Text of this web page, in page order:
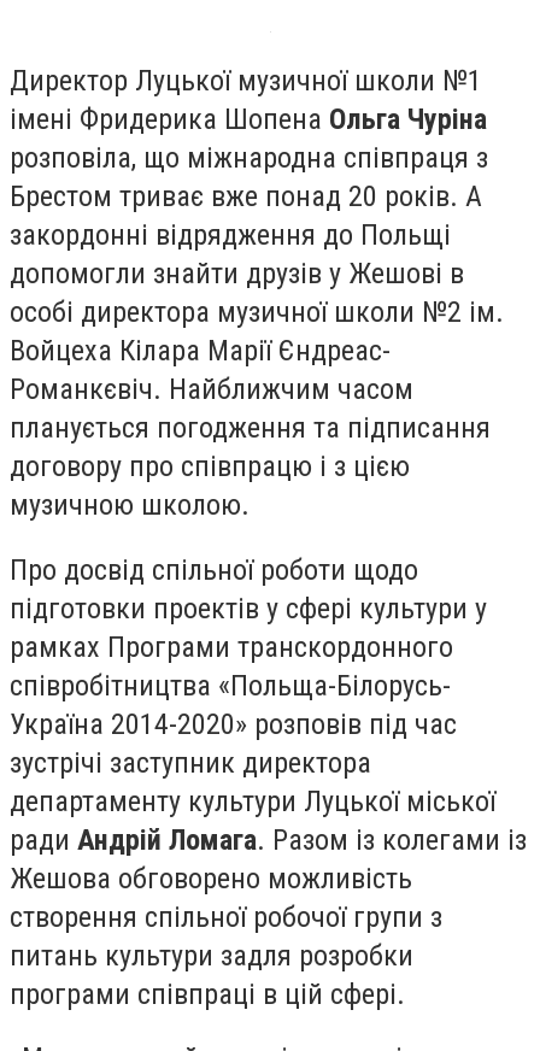
Директор Луцької музичної школи №1
імені Фридерика Шопена Ольга Чуріна
розповіла, що міжнародна співпраця з
Брестом триває вже понад 20 років. А
закордонні відрядження до Польщі
допомогли знайти друзів у Жешові в
особі директора музичної школи №2 ім.
Войцеха Кілара Марії Єндреас-
Романкєвіч. Найближчим часом
планується погодження та підписання
договору про співпрацю і з цією
музичною школою.
Про досвід спільної роботи щодо
підготовки проектів у сфері культури у
рамках Програми транскордонного
співробітництва «Польща-Білорусь-
Україна 2014-2020» розповів під час
зустрічі заступник директора
департаменту культури Луцької міської
ради Андрій Ломага. Разом із колегами із
Жешова обговорено можливість
створення спільної робочої групи з
питань культури задля розробки
програми співпраці в цій сфері.